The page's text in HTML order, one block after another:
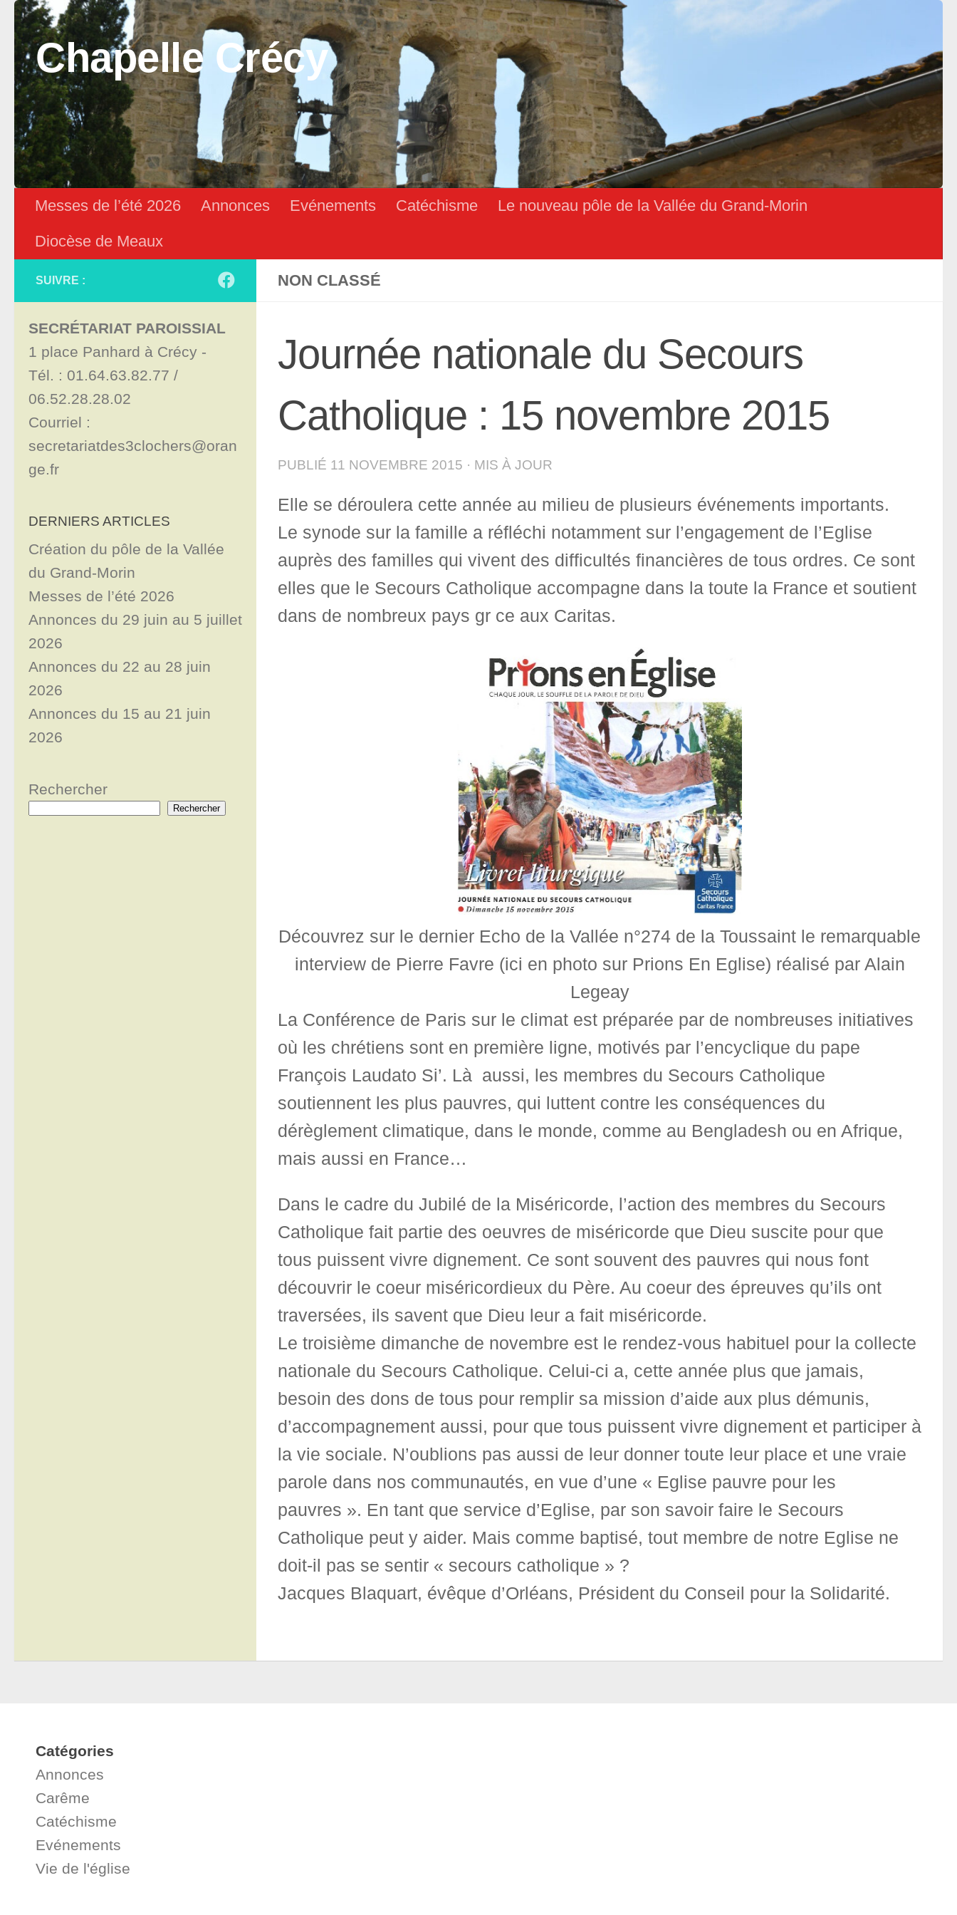
Skip to content
Chapelle Crécy
Messes de l’été 2026 Annonces Evénements Catéchisme
Le nouveau pôle de la Vallée du Grand-Morin
Diocèse de Meaux
NON CLASSÉ
Journée nationale du Secours
Catholique : 15 novembre 2015
PUBLIÉ 11 NOVEMBRE 2015 · MIS À JOUR
Elle se déroulera cette année au milieu de plusieurs événements importants.
Le synode sur la famille a réfléchi notamment sur l’engagement de l’Eglise
auprès des familles qui vivent des difficultés financières de tous ordres. Ce sont
elles que le Secours Catholique accompagne dans la toute la France et soutient
dans de nombreux pays gr ce aux Caritas.
Découvrez sur le dernier Echo de la Vallée n°274 de la Toussaint le remarquable
interview de Pierre Favre (ici en photo sur Prions En Eglise) réalisé par Alain
Legeay
La Conférence de Paris sur le climat est préparée par de nombreuses initiatives
où les chrétiens sont en première ligne, motivés par l’encyclique du pape
François Laudato Si’. Là aussi, les membres du Secours Catholique
soutiennent les plus pauvres, qui luttent contre les conséquences du
dérèglement climatique, dans le monde, comme au Bengladesh ou en Afrique,
mais aussi en France…
Dans le cadre du Jubilé de la Miséricorde, l’action des membres du Secours
Catholique fait partie des oeuvres de miséricorde que Dieu suscite pour que
tous puissent vivre dignement. Ce sont souvent des pauvres qui nous font
découvrir le coeur miséricordieux du Père. Au coeur des épreuves qu’ils ont
traversées, ils savent que Dieu leur a fait miséricorde.
Le troisième dimanche de novembre est le rendez-vous habituel pour la collecte
nationale du Secours Catholique. Celui-ci a, cette année plus que jamais,
besoin des dons de tous pour remplir sa mission d’aide aux plus démunis,
d’accompagnement aussi, pour que tous puissent vivre dignement et participer à
la vie sociale. N’oublions pas aussi de leur donner toute leur place et une vraie
parole dans nos communautés, en vue d’une « Eglise pauvre pour les
pauvres ». En tant que service d’Eglise, par son savoir faire le Secours
Catholique peut y aider. Mais comme baptisé, tout membre de notre Eglise ne
doit-il pas se sentir « secours catholique » ?
Jacques Blaquart, évêque d’Orléans, Président du Conseil pour la Solidarité.
SUIVRE :
SECRÉTARIAT PAROISSIAL
1 place Panhard à Crécy -
Tél. : 01.64.63.82.77 /
06.52.28.28.02
Courriel :
secretariatdes3clochers@oran
ge.fr
DERNIERS ARTICLES
Création du pôle de la Vallée
du Grand-Morin
Messes de l’été 2026
Annonces du 29 juin au 5 juillet
2026
Annonces du 22 au 28 juin
2026
Annonces du 15 au 21 juin
2026
Rechercher
Rechercher
Catégories
Annonces
Carême
Catéchisme
Evénements
Vie de l'église